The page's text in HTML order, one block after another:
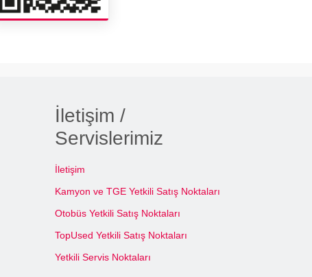
İletişim /
Servislerimiz
İletişim
Kamyon ve TGE Yetkili Satış Noktaları
Otobüs Yetkili Satış Noktaları
TopUsed Yetkili Satış Noktaları
Yetkili Servis Noktaları